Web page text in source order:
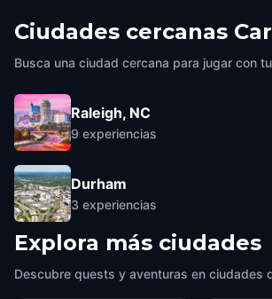
Ciudades cercanas
Busca una ciudad cercana para jugar con
Raleigh, NC
9 experiencias
Durham
3 experiencias
Explora más ciudades
Descubre quests y aventuras en ciudades